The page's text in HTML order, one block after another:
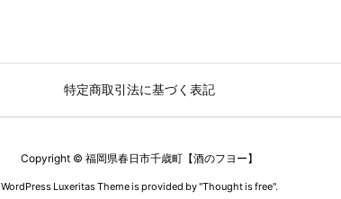
特定商取引法に基づく表記
Copyright © 福岡県春日市千歳町【酒のフヨー】
WordPress Luxeritas Theme is provided by "Thought is free".